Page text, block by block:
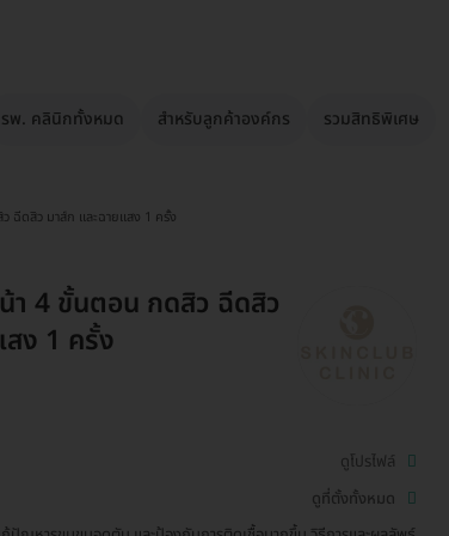
รพ. คลินิกทั้งหมด สำหรับลูกค้าองค์กร รวมสิทธิพิเศษ
ฉีดสิว มาส์ก และฉายแสง 1 ครั้ง
า 4 ขั้นตอน กดสิว ฉีดสิว
ง 1 ครั้ง
ดูโปรไฟล์
ดูที่ตั้งทั้งหมด